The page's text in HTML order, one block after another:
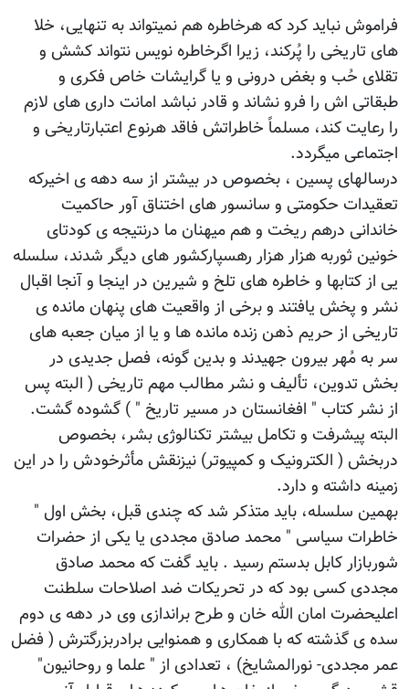
فراموش نباید کرد که هرخاطره هم نمیتواند به تنهایی، خلا
های تاریخی را پُرکند، زیرا اگرخاطره نویس نتواند کشش و
تقلای حُب و بغض درونی و یا گرایشات خاص فکری و
طبقاتی اش را فرو نشاند و قادر نباشد امانت داری های لازم
را رعایت کند، مسلماً خاطراتش فاقد هرنوع اعتبارتاریخی و
اجتماعی میگردد.
درسالهای پسین ، بخصوص در بیشتر از سه دهه ی اخیرکه
تعقیدات حکومتی و سانسور های اختناق آور حاکمیت
خاندانی درهم ریخت و هم میهنان ما درنتیجه ی کودتای
خونین ثوربه هزار هزار رهسپارکشور های دیگر شدند، سلسله
یی از کتابها و خاطره های تلخ و شیرین در اینجا و آنجا اقبال
نشر و پخش یافتند و برخی از واقعیت های پنهان مانده ی
تاریخی از حریم ذهن زنده مانده ها و یا از میان جعبه های
سر به مُهر بیرون جهیدند و بدین گونه، فصل جدیدی در
بخش تدوین، تألیف و نشر مطالب مهم تاریخی ( البته پس
از نشر کتاب " افغانستان در مسیر تاریخ " ) گشوده گشت.
البته پیشرفت و تکامل بیشتر تکنالوژی بشر، بخصوص
دربخش ( الکترونیک و کمپیوتر) نیزنقش مأثرخودش را در این
زمینه داشته و دارد.
بهمین سلسله، باید متذکر شد که چندی قبل، بخش اول "
خاطرات سیاسی " محمد صادق مجددی یا یکی از حضرات
شوربازار کابل بدستم رسید . باید گفت که محمد صادق
مجددی کسی بود که در تحریکات ضد اصلاحات سلطنت
اعلیحضرت امان الله خان و طرح براندازی وی در دهه ی دوم
سده ی گذشته که با همکاری و همنوایی برادربزرگترش ( فضل
عمر مجددی- نورالمشایخ) ، تعدادی از " علما و روحانیون"